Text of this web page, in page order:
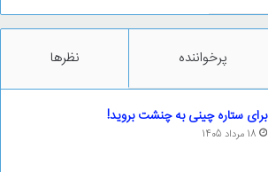
پرخواننده نظرها
برای ستاره چینی به چنشت بروید!
18 مرداد 1405